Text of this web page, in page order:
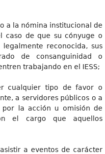
a la nómina institucional de
caso de que su cónyuge o
reconocida, sus
de consanguinidad o
trabajando en el IESS;
cualquier tipo de favor o
a servidores públicos o a
por la acción u omisión de
el cargo que aquellos
a eventos de carácter